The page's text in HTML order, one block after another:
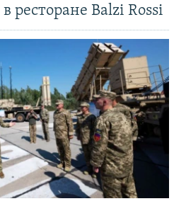
ресторане Balzi Rossi